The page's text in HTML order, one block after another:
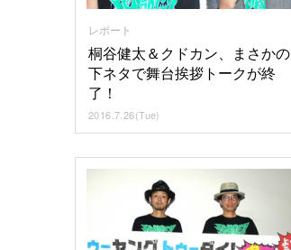
レポート
桐谷健太＆クドカン、まさかの
下ネタで舞台挨拶トークが終
了！
2016.7.26(Tue)